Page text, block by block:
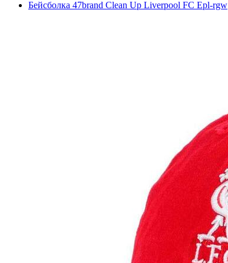
Бейсболка 47brand Clean Up Liverpool FC Epl-rgw